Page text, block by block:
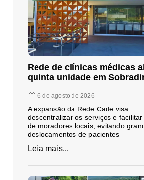
Rede de clínicas médicas
quinta unidade em
6 de agosto de 2026
A expansão da Rede Cade visa
descentralizar os serviços e facilitar
de moradores locais, evitando
deslocamentos de pacientes
Leia mais...